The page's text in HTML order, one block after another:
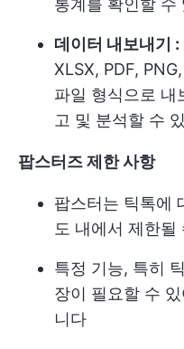
데이터 내보내기 :
XLSX, PDF,
파일 형식으로 내
고 및 분석할 수
팝스터즈 제한 사항
팝스터는 틱톡에
도 내에서 제한될
특정 기능, 특히
장이 필요할 수
니다